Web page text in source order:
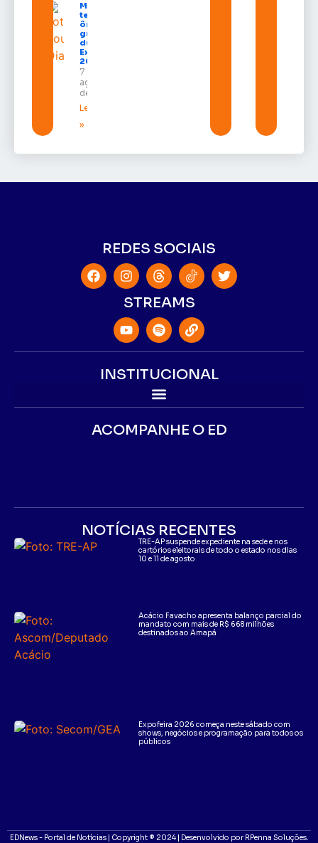
Macapá
terá
ônibus
gratuitos
durante a
Expofeira
2026
7 de
agosto
de 2026
Leia mais
»
REDES SOCIAIS
STREAMS
INSTITUCIONAL
ACOMPANHE O ED
NOTÍCIAS RECENTES
TRE-AP suspende expediente na sede e nos
cartórios eleitorais de todo o estado nos dias
10 e 11 de agosto
Acácio Favacho apresenta balanço parcial do
mandato com mais de R$ 668 milhões
destinados ao Amapá
Expofeira 2026 começa neste sábado com
shows, negócios e programação para todos os
públicos
EDNews - Portal de Notícias | Copyright ® 2024 | Desenvolvido por RPenna Soluções.